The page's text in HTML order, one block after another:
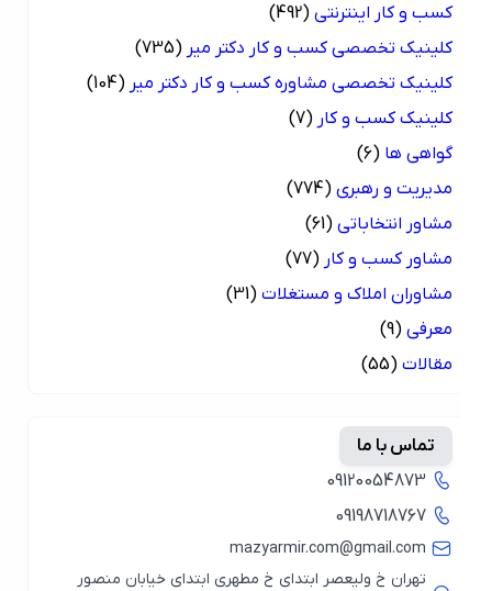
کسب و کار اینترنتی (492)
کلینیک تخصصی کسب و کار دکتر میر (735)
کلینیک تخصصی مشاوره کسب و کار دکتر میر (104)
کلینیک کسب و کار (7)
گواهی ها (6)
مدیریت و رهبری (774)
مشاور انتخاباتی (61)
مشاور کسب و کار (77)
مشاوران املاک و مستغلات (31)
معرفی (9)
مقالات (55)
تماس با ما
09120054873
09198718767
mazyarmir.com@gmail.com
تهران خ ولیعصر ابتدای خ مطهری ابتدای خیابان منصور